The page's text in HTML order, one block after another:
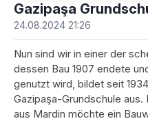
Gazipaşa
24.08.2024 21:26
Nun sind wir in einer der
dessen Bau 1907 endete
genutzt wird, bildet seit
Gazipaşa-Grundschule
aus Mardin möchte ein